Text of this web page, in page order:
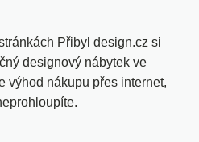
Přibyl design.cz si
designový nábytek ve
výhod nákupu přes internet,